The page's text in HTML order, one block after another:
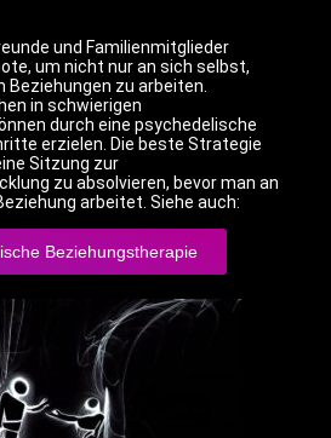
und Familienmitglieder
um nicht nur an sich selbst,
Beziehungen zu arbeiten.
in schwierigen
durch eine psychedelische
erzielen. Die beste Strategie
Sitzung zur
zu absolvieren, bevor man an
arbeitet. Siehe auch:
Beziehungstherapie